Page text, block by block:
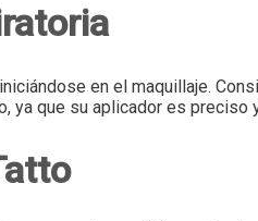
en el maquillaje.
ya que su aplicador es